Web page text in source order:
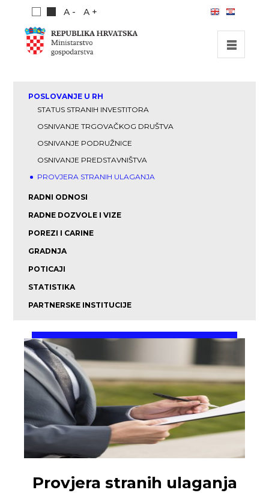
A - A +
INVESTICIJSKE MOGUĆNOSTI
INVESTICIJSKI VODIČ
PUBLIKACIJE
POSLOVANJE U RH
STATUS STRANIH INVESTITORA
OSNIVANJE TRGOVAČKOG DRUŠTVA
OSNIVANJE PODRUŽNICE
OSNIVANJE PREDSTAVNIŠTVA
PROVJERA STRANIH ULAGANJA
RADNI ODNOSI
RADNE DOZVOLE I VIZE
POREZI I CARINE
GRADNJA
POTICAJI
STATISTIKA
PARTNERSKE INSTITUCIJE
Provjera stranih ulaganja